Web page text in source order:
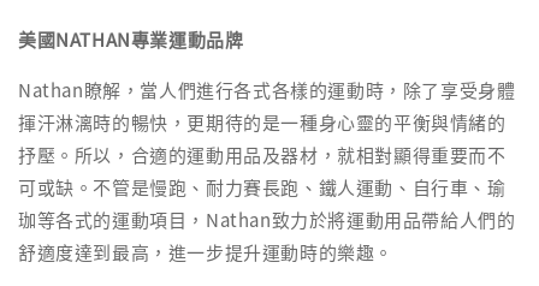
美國NATHAN專業運動品牌
Nathan瞭解，當人們進行各式各樣的運動時，除了享受身體
揮汗淋漓時的暢快，更期待的是一種身心靈的平衡與情緒的
抒壓。所以，合適的運動用品及器材，就相對顯得重要而不
可或缺。不管是慢跑、耐力賽長跑、鐵人運動、自行車、瑜
珈等各式的運動項目，Nathan致力於將運動用品帶給人們的
舒適度達到最高，進一步提升運動時的樂趣。